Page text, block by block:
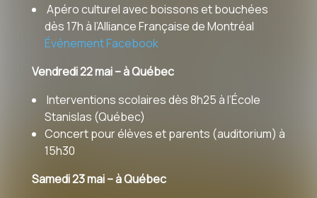
Apéro culturel avec boissons et bouchées
dès 17h à l’Alliance Française de Montréal
Événement Facebook
Vendredi 22 mai – à Québec
Interventions scolaires dès 8h25 à l’École
Stanislas (Québec)
Concert pour élèves et parents (auditorium) à
15h30
Samedi 23 mai – à Québec